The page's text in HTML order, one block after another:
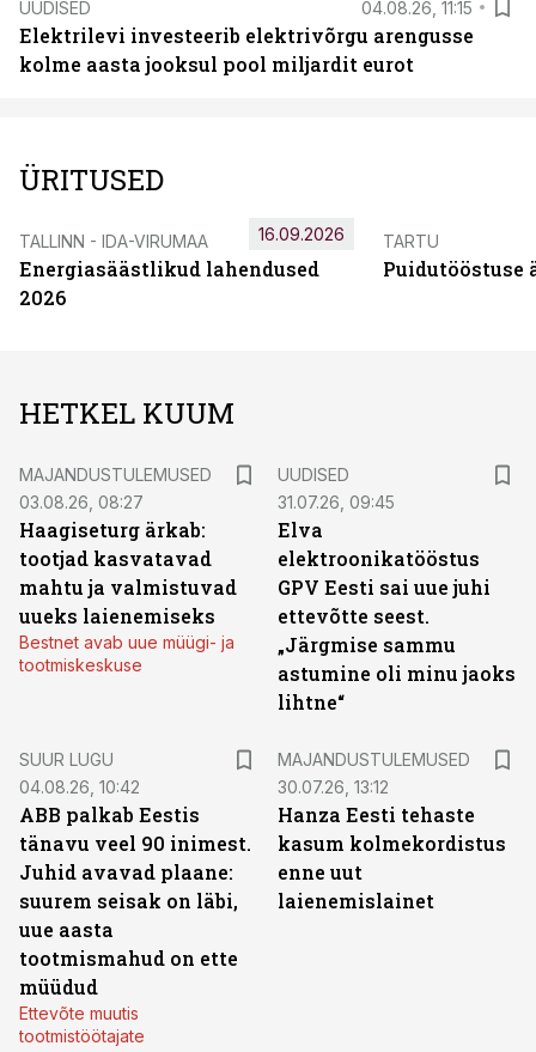
UUDISED 04.08.26, 11:15
Elektrilevi investeerib elektrivõrgu arengusse
kolme aasta jooksul pool miljardit eurot
ÜRITUSED
TALLINN - IDA-VIRUMAA
Energiasäästlikud lahendused
2026
16.09.2026 TARTU
Puidutööstuse
HETKEL KUUM
MAJANDUSTULEMUSED
03.08.26, 08:27
Haagiseturg ärkab:
tootjad kasvatavad
mahtu ja valmistuvad
uueks laienemiseks
Bestnet avab uue müügi- ja
tootmiskeskuse
UUDISED
31.07.26, 09:45
Elva
elektroonikatööstus
GPV Eesti sai uue juhi
ettevõtte seest.
„Järgmise sammu
astumine oli minu jaoks
lihtne“
SUUR LUGU
04.08.26, 10:42
ABB palkab Eestis
tänavu veel 90 inimest.
Juhid avavad plaane:
suurem seisak on läbi,
uue aasta
tootmismahud on ette
müüdud
Ettevõte muutis
tootmistöötajate
MAJANDUSTULEMUSED
30.07.26, 13:12
Hanza Eesti tehaste
kasum kolmekordistus
enne uut
laienemislainet